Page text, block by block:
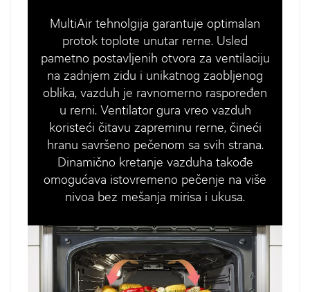
MultiAir tehnolgija garantuje optimalan
protok toplote unutar rerne. Usled
pametno postavljenih otvora za ventilaciju
na zadnjem zidu i unikatnog zaobljenog
oblika, vazduh je ravnomerno raspoređen
u rerni. Ventilator gura vreo vazduh
koristeći čitavu zapreminu rerne, čineći
hranu savršeno pečenom sa svih strana.
Dinamično kretanje vazduha takođe
omogućava istovremeno pečenje na više
nivoa bez mešanja mirisa i ukusa.